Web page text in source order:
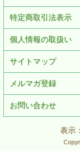
特定商取引法表示
個人情報の取扱い
サイトマップ
メルマガ登録
お問い合わせ
表示